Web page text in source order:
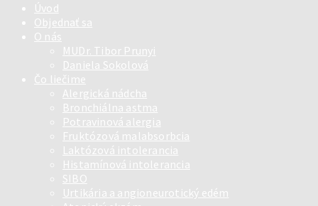
Úvod
Objednať sa
O nás
MUDr. Tibor Prunyi
Daniela Sokolová
Čo liečime
Alergická nádcha
Bronchiálna astma
Potravinová alergia
Fruktózová malabsorbcia
Laktózová intolerancia
Histamínová intolerancia
SIBO
Urtikária a angioneurotický edém